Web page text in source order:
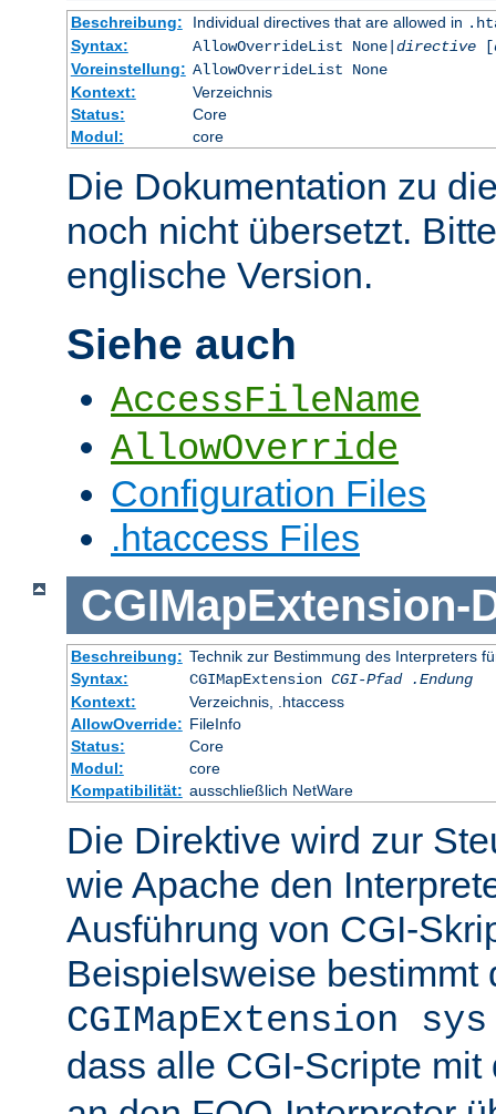
Beschreibung: Individual directives that are allowed in
Syntax:
AllowOverrideList None| directive[
Voreinstellung: AllowOverrideList None
Kontext:
Verzeichnis
Status:
Core
Modul:
core
Die Dokumentation zu
noch nicht übersetzt.
englische Version.
Siehe auch
AccessFileName
AllowOverride
Configuration Files
.htaccess Files
CGIMapExtension-
Beschreibung: Technik zur Bestimmung des Interpreters
Syntax:
CGIMapExtension CGI-Pfad
.Endung
Kontext:
Verzeichnis, .htaccess
AllowOverride: FileInfo
Status:
Core
Modul:
core
Kompatibilität: ausschließlich NetWare
Die Direktive wird zur
wie Apache den
Ausführung von CGI-
Beispielsweise bestimmt
CGIMapExtension
dass alle CGI-Scripte